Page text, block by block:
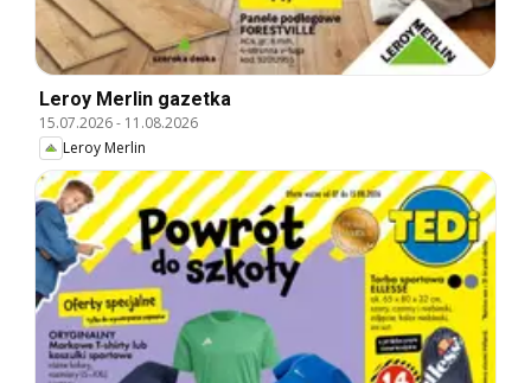
Leroy Merlin gazetka
15.07.2026- 11.08.2026
Leroy Merlin